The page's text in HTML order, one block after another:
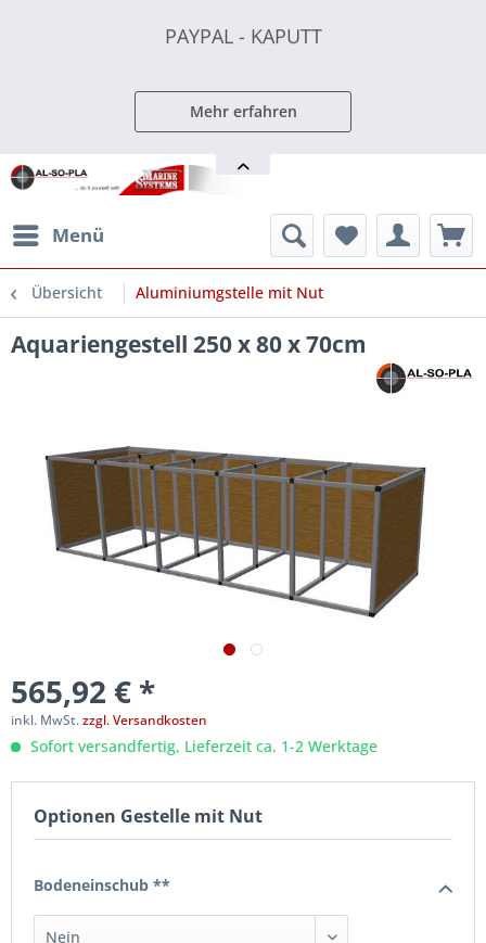
PAYPAL - KAPUTT
Mehr erfahren
Menü
Übersicht Aluminiumgstelle mit Nut
Aquariengestell 250 x 80 x 70cm
565,92 € *
inkl. MwSt.zzgl. Versandkosten
Sofort versandfertig, Lieferzeit ca. 1-2 Werktage
Optionen Gestelle mit Nut
Bodeneinschub **